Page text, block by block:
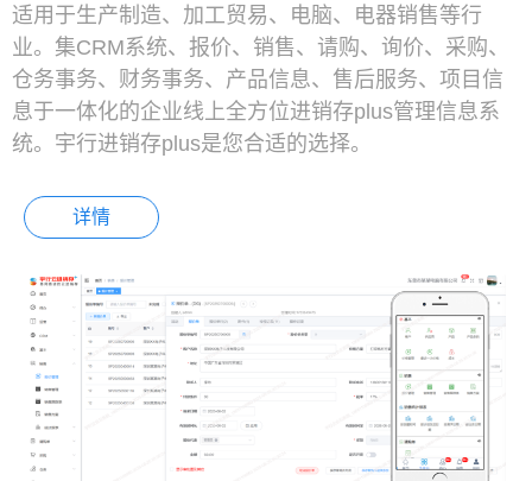
适用于生产制造、加工贸易、电脑、电器销售等行
业。集CRM系统、报价、销售、请购、询价、采购、
仓务事务、财务事务、产品信息、售后服务、项目信
息于一体化的企业线上全方位进销存plus管理信息系
统。宇行进销存plus是您合适的选择。
详情